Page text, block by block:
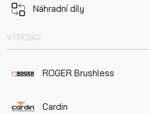
Náhradní díly
VÝROBCI
ROGER Brushless
Cardin